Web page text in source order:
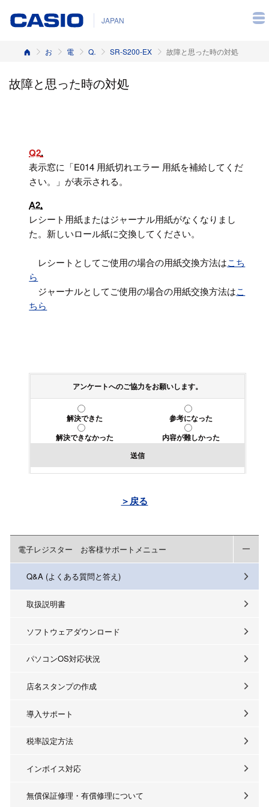
JAPAN
ホーム お客様サポート 電子レジスター Q&A（よくある質問と答え） SR-S200-EX 故障と思った時の対処
故障と思った時の対処
Q2
表示窓に「E014 用紙切れエラー 用紙を補給してくだ
さい。」が表示される。
A2
レシート用紙またはジャーナル用紙がなくなりまし
た。新しいロール紙に交換してください。
レシートとしてご使用の場合の用紙交換方法はこち
ら
ジャーナルとしてご使用の場合の用紙交換方法はこ
ちら
アンケートへのご協力をお願いします。
解決できた
参考になった
解決できなかった
内容が難しかった
送信
＞戻る
電子レジスター お客様サポートメニュー
Q&A (よくある質問と答え)
取扱説明書
ソフトウェアダウンロード
パソコンOS対応状況
店名スタンプの作成
導入サポート
税率設定方法
インボイス対応
無償保証修理・有償修理について